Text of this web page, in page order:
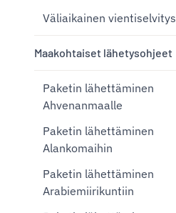
Väliaikainen vientiselvitys
Maakohtaiset lähetysohjeet
Paketin lähettäminen
Ahvenanmaalle
Paketin lähettäminen
Alankomaihin
Paketin lähettäminen
Arabiemiirikuntiin